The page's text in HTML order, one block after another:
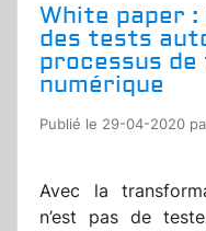
White paper
des tests
processus
numérique
Publié le 29-04-2020
Avec la
n’est pas de